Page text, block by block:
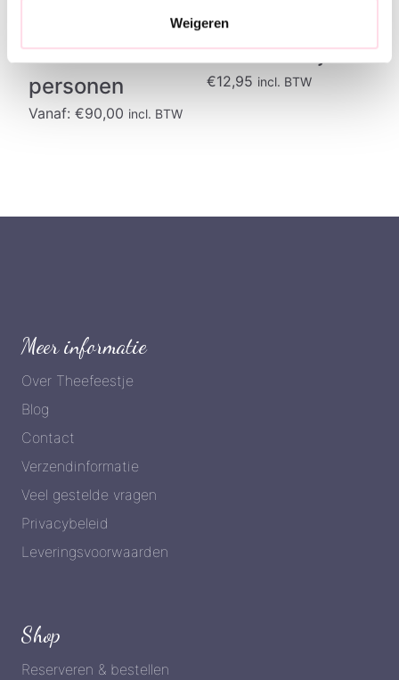
Weigeren
Chocolate and
Tea vanaf 2
personen
Vanaf: €90,00 incl. BTW
Zes stuks kleine
zoete taartjes
€12,95 incl. BTW
Meer informatie
Over Theefeestje
Blog
Contact
Verzendinformatie
Veel gestelde vragen
Privacybeleid
Leveringsvoorwaarden
Shop
Reserveren & bestellen